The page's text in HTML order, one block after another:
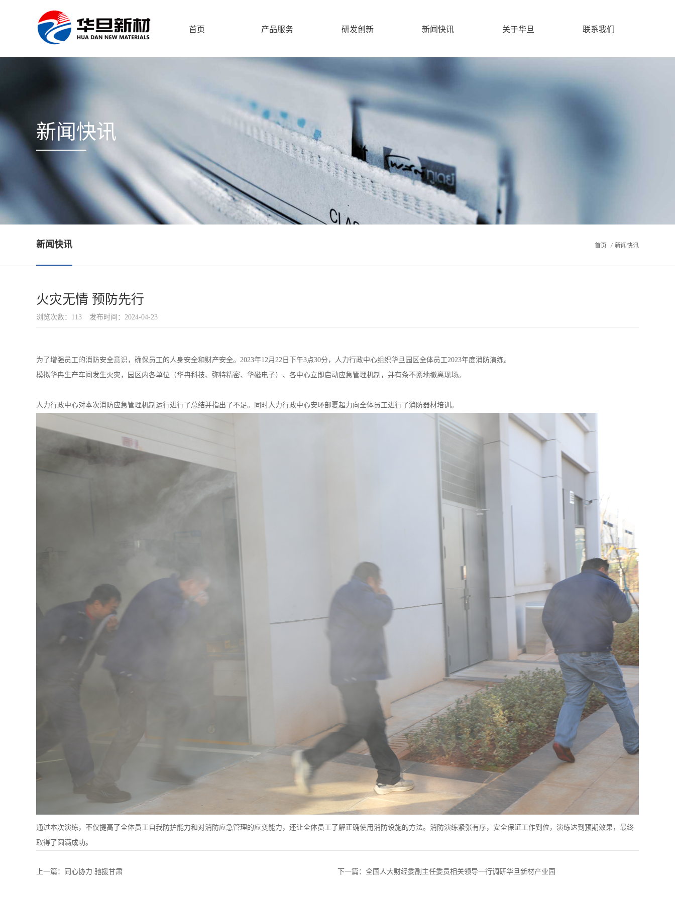
首页 产品服务 研发创新 新闻快讯 关于华旦 联系我们
新闻快讯
新闻快讯 首页 / 新闻快讯
火灾无情 预防先行
浏览次数：113 发布时间：2024-04-23
为了增强员工的消防安全意识，确保员工的人身安全和财产安全。2023年12月22日下午3点30分，人力行政中心组织华旦园区全体员工2023年度消防演练。
模拟华冉生产车间发生火灾，园区内各单位（华冉科技、弥特精密、华磁电子）、各中心立即启动应急管理机制，并有条不紊地撤离现场。
人力行政中心对本次消防应急管理机制运行进行了总结并指出了不足。同时人力行政中心安环部夏超力向全体员工进行了消防器材培训。
通过本次演练，不仅提高了全体员工自我防护能力和对消防应急管理的应变能力，还让全体员工了解正确使用消防设施的方法。消防演练紧张有序，安全保证工作到位，演练达到预期效果，最终
取得了圆满成功。
上一篇：同心协力 驰援甘肃 下一篇：全国人大财经委副主任委员相关领导一行调研华旦新材产业园